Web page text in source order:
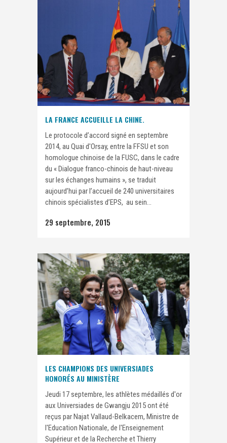
LA FRANCE ACCUEILLE LA CHINE.
Le protocole d’accord signé en septembre
2014, au Quai d'Orsay, entre la FFSU et son
homologue chinoise de la FUSC, dans le cadre
du « Dialogue franco-chinois de haut-niveau
sur les échanges humains », se traduit
aujourd’hui par l’accueil de 240 universitaires
chinois spécialistes d’EPS, au sein...
29 septembre, 2015
LES CHAMPIONS DES UNIVERSIADES
HONORÉS AU MINISTÈRE
Jeudi 17 septembre, les athlètes médaillés d'or
aux Universiades de Gwangju 2015 ont été
reçus par Najat Vallaud-Belkacem, Ministre de
l'Education Nationale, de l'Enseignement
Supérieur et de la Recherche et Thierry